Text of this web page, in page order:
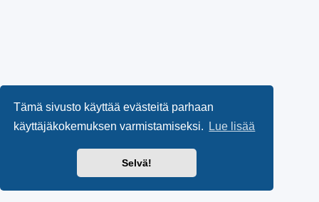
Tämä sivusto käyttää evästeitä parhaan
käyttäjäkokemuksen varmistamiseksi.
Lue lisää
Selvä!